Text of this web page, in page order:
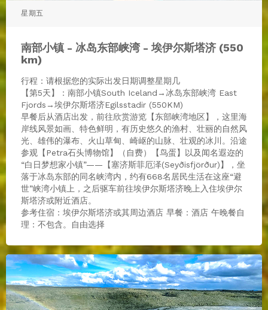
星期五
南部小镇 - 冰岛东部峡湾 - 埃伊尔斯塔济 (550
km)
行程：请根据您的实际出发日期调整星期几
【第5天】：南部小镇South Iceland→冰岛东部峡湾 East
Fjords→埃伊尔斯塔济Egilsstadir (550KM)
早餐后从酒店出发，前往欣赏游览【东部峡湾地区】，这里海
岸线风景如画、特色鲜明，有历史悠久的渔村、壮丽的自然风
光、雄伟的瀑布、火山草甸、崎岖的山脉、壮观的冰川。沿途
参观【Petra石头博物馆】（自费）【鸟蛋】以及闻名遐迩的
“白日梦想家小镇”——【塞济斯菲厄泽(Seyðisfjörður)】，坐
落于冰岛东部的同名峡湾内，约有668名居民生活在这座“避
世”峡湾小镇上，之后驱车前往埃伊尔斯塔济晚上入住埃伊尔
斯塔济或附近酒店。
参考住宿：埃伊尔斯塔济或其周边酒店 早餐：酒店 午晚餐自
理：不包含。自由选择